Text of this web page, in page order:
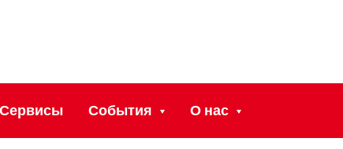
Сервисы События О нас